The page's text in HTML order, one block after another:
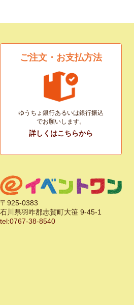
ご注文・お支払方法
ゆうちょ銀行あるいは銀行振込
でお願いします。
詳しくはこちらから
〒925-0383
石川県羽咋郡志賀町大笹 9-45-1
tel:0767-38-8540